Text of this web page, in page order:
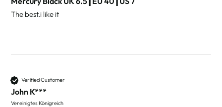
The best.i like it
Verified Customer
John K***
Vereinigtes Königreich